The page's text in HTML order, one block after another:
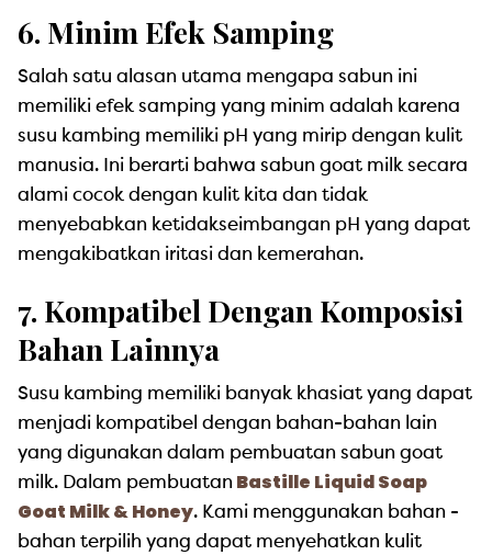
6. Minim Efek Samping
Salah satu alasan utama mengapa sabun ini
memiliki efek samping yang minim adalah karena
susu kambing memiliki pH yang mirip dengan kulit
manusia. Ini berarti bahwa sabun goat milk secara
alami cocok dengan kulit kita dan tidak
menyebabkan ketidakseimbangan pH yang dapat
mengakibatkan iritasi dan kemerahan.
7. Kompatibel Dengan Komposisi
Bahan Lainnya
Susu kambing memiliki banyak khasiat yang dapat
menjadi kompatibel dengan bahan-bahan lain
yang digunakan dalam pembuatan sabun goat
milk. Dalam pembuatan Bastille Liquid Soap
Goat Milk & Honey. Kami menggunakan bahan -
bahan terpilih yang dapat menyehatkan kulit